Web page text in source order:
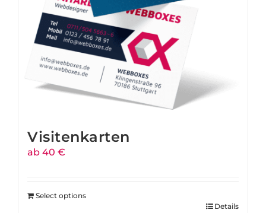
Visitenkarten
ab 40 €
Select options
Details